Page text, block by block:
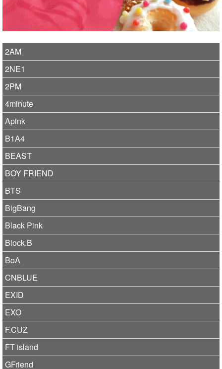
2AM
2NE1
2PM
4minute
Apink
B1A4
BEAST
BOY FRIEND
BTS
BigBang
Black Pink
Block.B
BoA
CNBLUE
EXID
EXO
F.CUZ
FT island
GFriend